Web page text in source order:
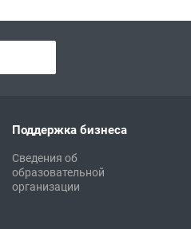
Поддержка бизнеса
Сведения об
образовательной
организации